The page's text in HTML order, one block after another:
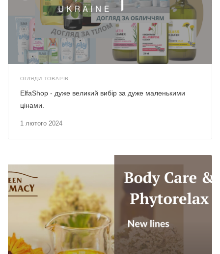
ОГЛЯДИ ТОВАРІВ
1 лютого 2024
ElfaShop - дуже великий вибір за дуже маленькими
цінами.